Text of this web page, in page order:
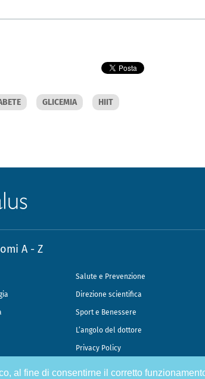
al fine di consentirne il corretto
GLICEMIA HIIT
A - Z
Salute e Prevenzione
Direzione scientifica
Sport e Benessere
L’angolo del dottore
Privacy Policy